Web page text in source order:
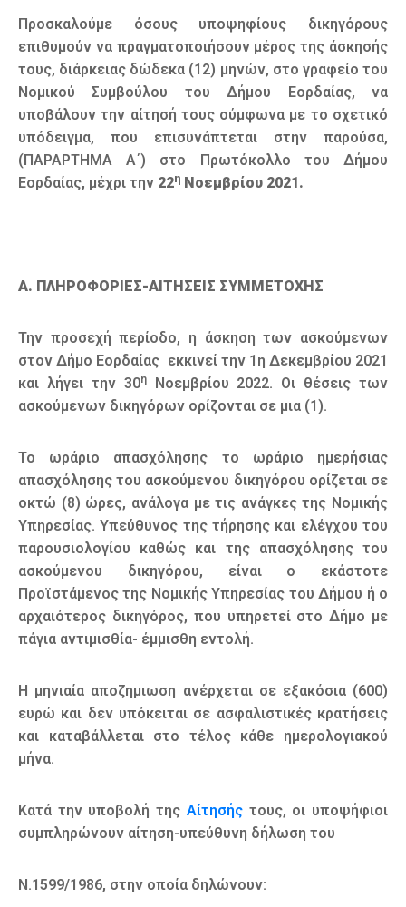
Προσκαλούμε όσους υποψηφίους δικηγόρους
επιθυμούν να πραγματοποιήσουν μέρος της άσκησής
τους, διάρκειας δώδεκα (12) μηνών, στο γραφείο του
Νομικού Συμβούλου του Δήμου Εορδαίας, να
υποβάλουν την αίτησή τους σύμφωνα με το σχετικό
υπόδειγμα, που επισυνάπτεται στην παρούσα,
(ΠΑΡΑΡΤΗΜΑ Α΄) στο Πρωτόκολλο του Δήμου
Εορδαίας, μέχρι την 22η Νοεμβρίου 2021.
Α. ΠΛΗΡΟΦΟΡΙΕΣ-ΑΙΤΗΣΕΙΣ ΣΥΜΜΕΤΟΧΗΣ
Την προσεχή περίοδο, η άσκηση των ασκούμενων
στον Δήμο Εορδαίας εκκινεί την 1η Δεκεμβρίου 2021
και λήγει την 30ηΝοεμβρίου 2022. Οι θέσεις των
ασκούμενων δικηγόρων ορίζονται σε μια (1).
Το ωράριο απασχόλησης το ωράριο ημερήσιας
απασχόλησης του ασκούμενου δικηγόρου ορίζεται σε
οκτώ (8) ώρες, ανάλογα με τις ανάγκες της Νομικής
Υπηρεσίας. Υπεύθυνος της τήρησης και ελέγχου του
παρουσιολογίου καθώς και της απασχόλησης του
ασκούμενου δικηγόρου, είναι ο εκάστοτε
Προϊστάμενος της Νομικής Υπηρεσίας του Δήμου ή ο
αρχαιότερος δικηγόρος, που υπηρετεί στο Δήμο με
πάγια αντιμισθία- έμμισθη εντολή.
Η μηνιαία αποζημιωση ανέρχεται σε εξακόσια (600)
ευρώ και δεν υπόκειται σε ασφαλιστικές κρατήσεις
και καταβάλλεται στο τέλος κάθε ημερολογιακού
μήνα.
Κατά την υποβολή της Αίτησήςτους, οι υποψήφιοι
συμπληρώνουν αίτηση-υπεύθυνη δήλωση του
Ν.1599/1986, στην οποία δηλώνουν: